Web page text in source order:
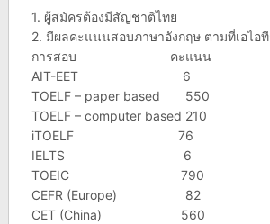
1. ผู้สมัครต้องมีสัญชาติไทย
2. มีผลคะแนนสอบภาษาอังกฤษ ตามที่เอไอ
การสอบ คะแนน
AIT-EET 6
TOELF – paper based 550
TOELF – computer based 210
iTOELF 76
IELTS 6
TOEIC 790
CEFR (Europe) 82
CET (China) 560